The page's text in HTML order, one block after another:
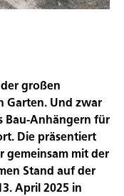
der großen
Garten. Und zwar
Bau-Anhängern für
Die präsentiert
gemeinsam mit der
Stand auf der
April 2025 in